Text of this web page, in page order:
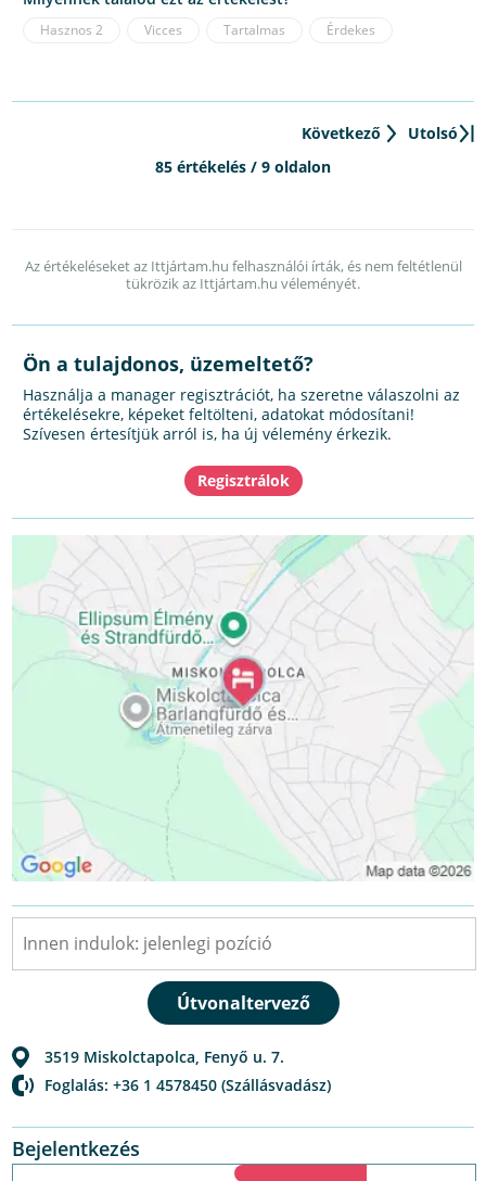
Hasznos 2 Vicces Tartalmas Érdekes
Következő
Utolsó
85 értékelés / 9 oldalon
Az értékeléseket az Ittjártam.hu felhasználói írták, és nem feltétlenül
tükrözik az Ittjártam.hu véleményét.
Ön a tulajdonos, üzemeltető?
Használja a manager regisztrációt, ha szeretne válaszolni az
értékelésekre, képeket feltölteni, adatokat módosítani!
Szívesen értesítjük arról is, ha új vélemény érkezik.
3519 Miskolctapolca, Fenyő u. 7.
Foglalás: +36 1 4578450 (Szállásvadász)
Bejelentkezés